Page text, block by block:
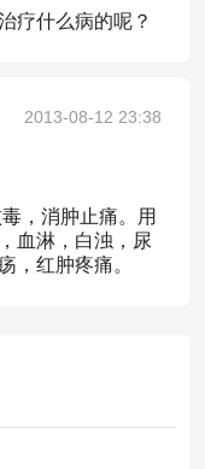
疗什么病的呢？
2013-08-12 23:38
，消肿止痛。用
血淋，白浊，尿
，红肿疼痛。